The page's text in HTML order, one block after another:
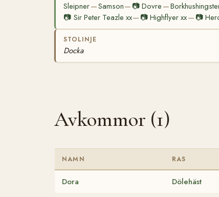
Sleipner—Samson— 📷Dovre —
📷 Sir Peter Teazle xx— 📷Highflyer xx— 📷
STOLINJE
Docka
Avkommor (1)
NAMN RAS
Dora Dölehäst